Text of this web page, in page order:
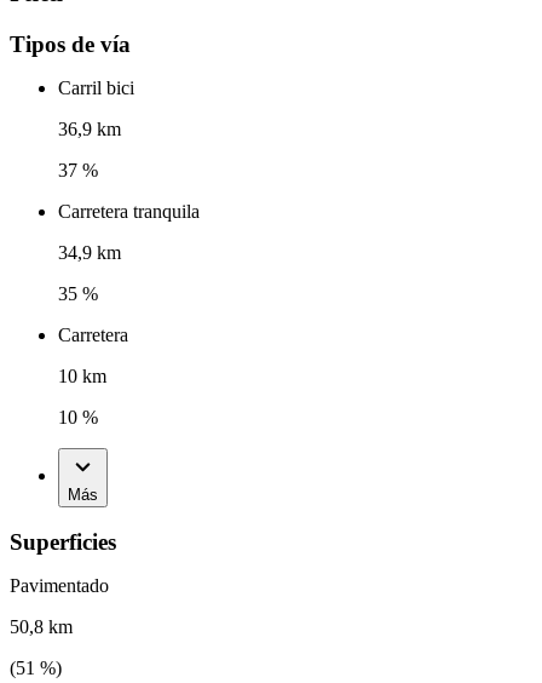
Tipos de vía
Carril bici
36,9 km
37 %
Carretera tranquila
34,9 km
35 %
Carretera
10 km
10 %
Más
Superficies
Pavimentado
50,8 km
(51 %)